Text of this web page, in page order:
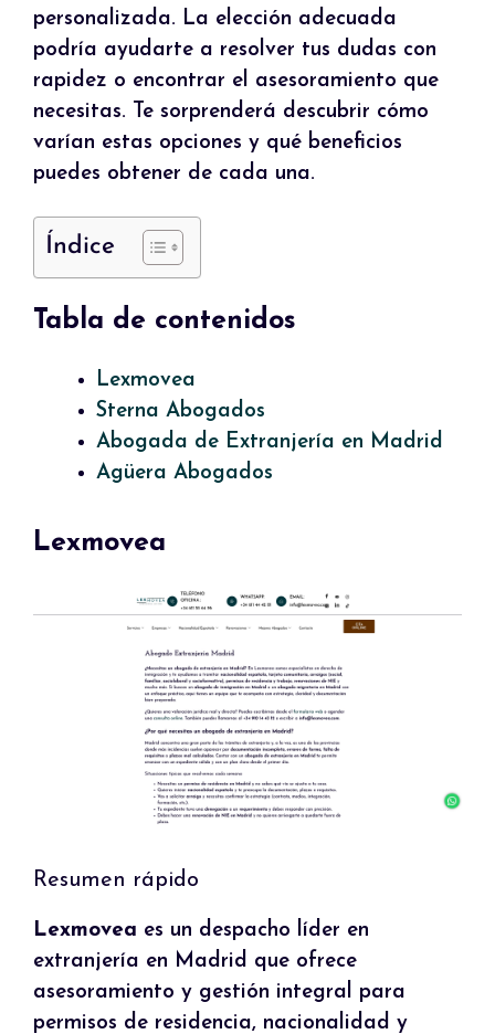
personalizada. La elección adecuada
podría ayudarte a resolver tus dudas con
rapidez o encontrar el asesoramiento que
necesitas. Te sorprenderá descubrir cómo
varían estas opciones y qué beneficios
puedes obtener de cada una.
Índice
Tabla de contenidos
Lexmovea
Sterna Abogados
Abogada de Extranjería en Madrid
Agüera Abogados
Lexmovea
Resumen rápido
Lexmovea es un despacho líder en
extranjería en Madrid que ofrece
asesoramiento y gestión integral para
permisos de residencia, nacionalidad y